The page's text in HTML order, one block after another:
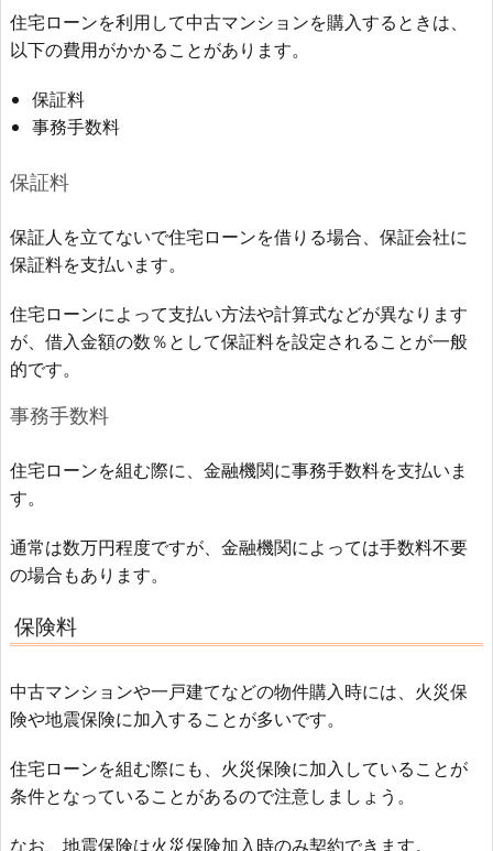
住宅ローンを利用して中古マンションを購入するときは、
以下の費用がかかることがあります。
保証料
事務手数料
保証料
保証人を立てないで住宅ローンを借りる場合、保証会社に
保証料を支払います。
住宅ローンによって支払い方法や計算式などが異なります
が、借入金額の数％として保証料を設定されることが一般
的です。
事務手数料
住宅ローンを組む際に、金融機関に事務手数料を支払いま
す。
通常は数万円程度ですが、金融機関によっては手数料不要
の場合もあります。
保険料
中古マンションや一戸建てなどの物件購入時には、火災保
険や地震保険に加入することが多いです。
住宅ローンを組む際にも、火災保険に加入していることが
条件となっていることがあるので注意しましょう。
なお、地震保険は火災保険加入時のみ契約できます。